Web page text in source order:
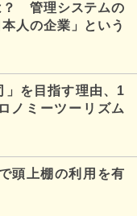
？ 管理システムの
人の企業」という
」を目指す理由、1
ノミーツーリズム
頭上棚の利用を有